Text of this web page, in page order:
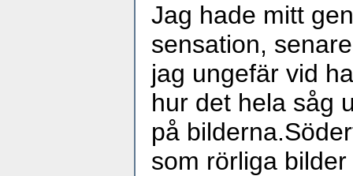
Jag hade mitt
sensation,
jag ungefär vid
hur det hela såg
på
som rörliga